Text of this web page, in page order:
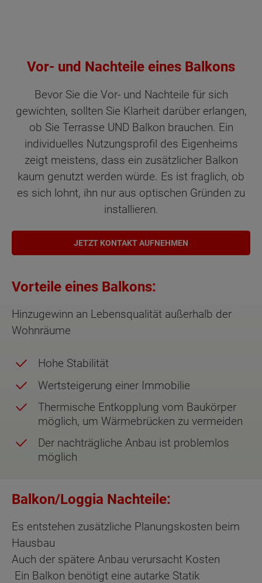
Vor- und Nachteile eines Balkons
Bevor Sie die Vor- und Nachteile für sich
gewichten, sollten Sie Klarheit darüber erlangen,
ob Sie Terrasse UND Balkon brauchen. Ein
individuelles Nutzungsprofil des Eigenheims
zeigt meistens, dass ein zusätzlicher Balkon
kaum genutzt werden würde. Es ist fraglich, ob
es sich lohnt, ihn nur aus optischen Gründen zu
installieren.
JETZT KONTAKT AUFNEHMEN
Vorteile eines Balkons:
Hinzugewinn an Lebensqualität außerhalb der
Wohnräume
Hohe Stabilität
Wertsteigerung einer Immobilie
Thermische Entkopplung vom Baukörper
möglich, um Wärmebrücken zu vermeiden
Der nachträgliche Anbau ist problemlos
möglich
Balkon/Loggia Nachteile:
Es entstehen zusätzliche Planungskosten beim
Hausbau
Auch der spätere Anbau verursacht Kosten
Ein Balkon benötigt eine autarke Statik